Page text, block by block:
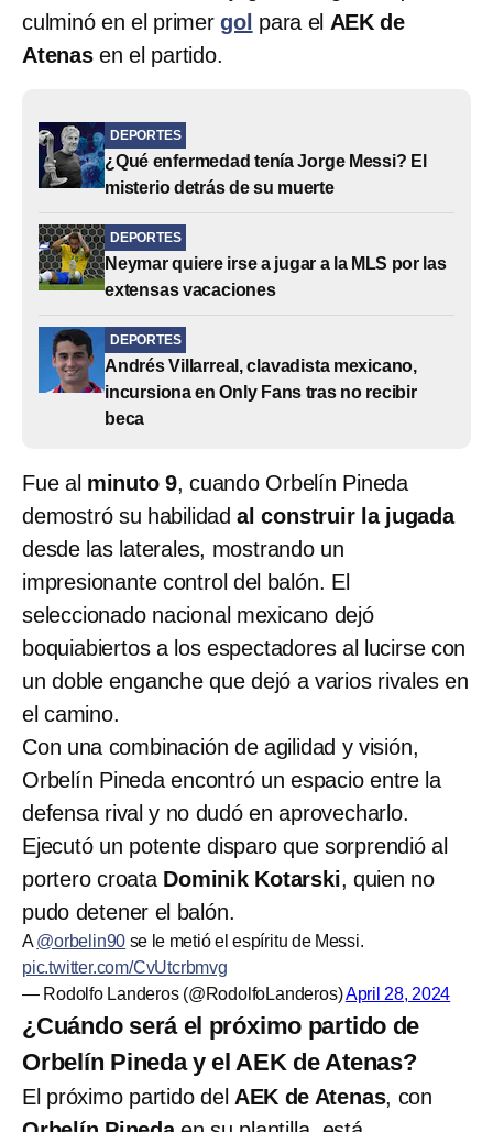
culminó en el primergol para el AEK de
Atenasen el partido.
DEPORTES
¿Qué enfermedad tenía Jorge Messi? El
misterio detrás de su muerte
DEPORTES
Neymar quiere irse a jugar a la MLS por las
extensas vacaciones
DEPORTES
Andrés Villarreal, clavadista mexicano,
incursiona en Only Fans tras no recibir
beca
Fue al minuto 9, cuando Orbelín Pineda
demostró su habilidadal construir la jugada
desde las laterales, mostrando un
impresionante control del balón. El
seleccionado nacional mexicano dejó
boquiabiertos a los espectadores al lucirse con
un doble enganche que dejó a varios rivales en
el camino.
Con una combinación de agilidad y visión,
Orbelín Pineda encontró un espacio entre la
defensa rival y no dudó en aprovecharlo.
Ejecutó un potente disparo que sorprendió al
portero croataDominik Kotarski, quien no
pudo detener el balón.
A@orbelin90 se le metió el espíritu de Messi.
pic.twitter.com/CvUtcrbmvg
— Rodolfo Landeros (@RodolfoLanderos)April 28, 2024
¿Cuándo será el próximo partido de
Orbelín Pineda y el AEK de Atenas?
El próximo partido del AEK de Atenas, con